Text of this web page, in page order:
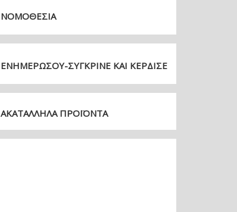
ΝΟΜΟΘΕΣΙΑ
ΕΝΗΜΕΡΏΣΟΥ-ΣΎΓΚΡΙΝΕ ΚΑΙ ΚΈΡΔΙΣΕ
ΑΚΑΤΑΛΛΗΛΑ ΠΡΟΪΟΝΤΑ